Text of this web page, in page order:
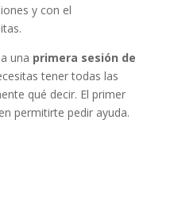
y con el
una primera sesión de
tener todas las
qué decir. El primer
permitirte pedir ayuda.